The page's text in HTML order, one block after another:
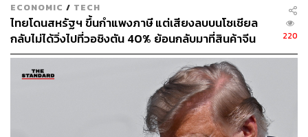
ECONOMIC / TECH
ไทยโดนสหรัฐฯ ขึ้นกำแพงภาษี แต่เสียงลบบนโซเชียล
กลับไม่ได้วิ่งไปที่วอชิงตัน 40% ย้อนกลับมาที่สินค้าจีน
ราคาถูกที่ทะลักจน SME ไทยสู้ไม่ไหว
220